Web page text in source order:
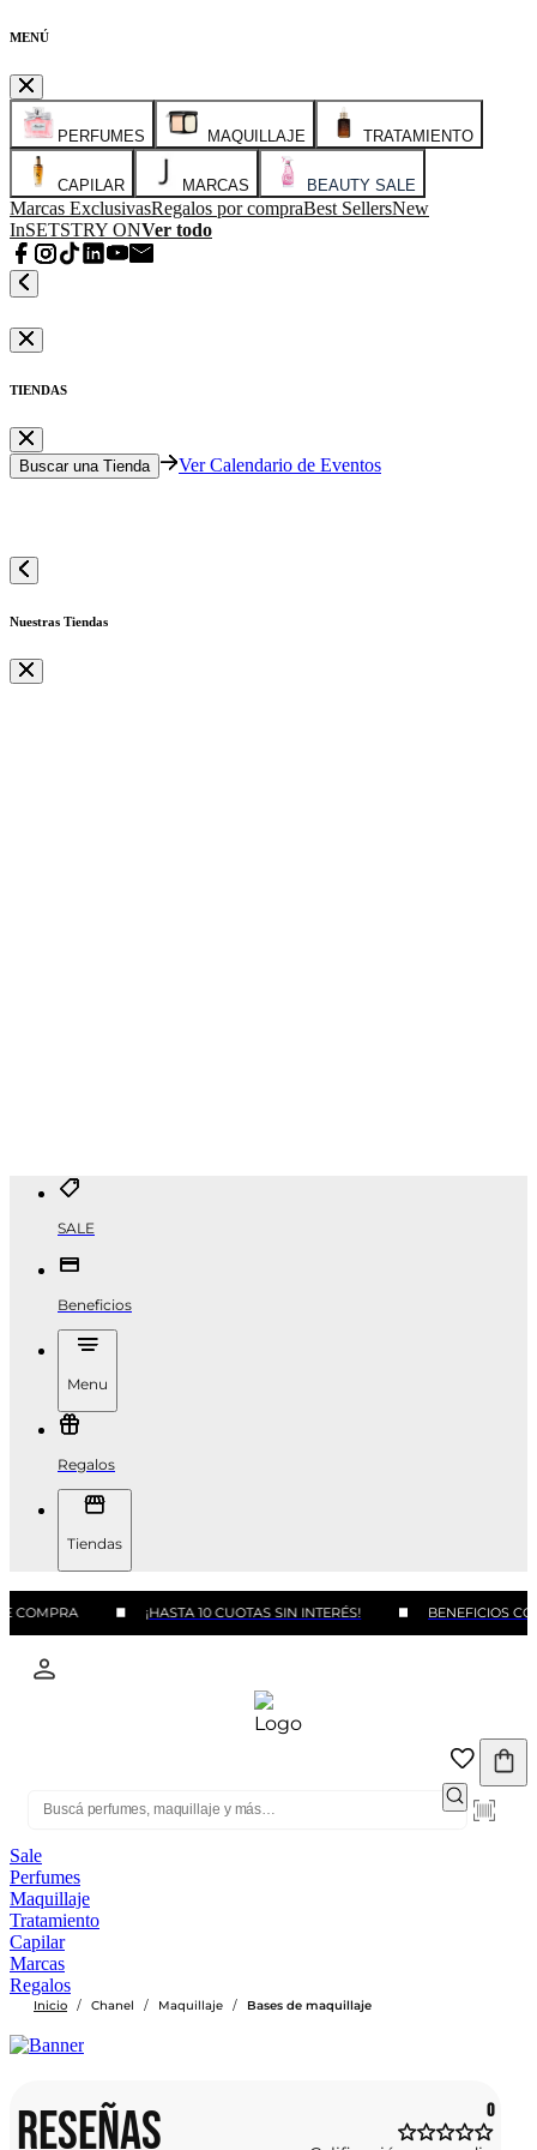
MENÚ
PERFUMES MAQUILLAJE TRATAMIENTO
CAPILAR MARCAS BEAUTY SALE
Marcas ExclusivasRegalos por compraBest SellersNew
InSETSTRY ONVer todo
TIENDAS
Buscar una Tienda Ver Calendario de Eventos
Nuestras Tiendas
SALE
Beneficios
Menu
Regalos
Tiendas
COMPRA ¡HASTA 10 CUOTAS SIN INTERÉS! BENEFICIOS
Sale
Perfumes
Maquillaje
Tratamiento
Capilar
Marcas
Regalos
Inicio / Chanel / Maquillaje / Bases de maquillaje
RESEÑAS 0